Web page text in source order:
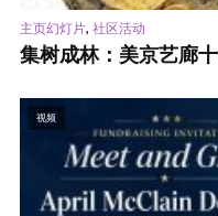
主页幻灯片, 社区活动
集树成林：美京艺廊
视频